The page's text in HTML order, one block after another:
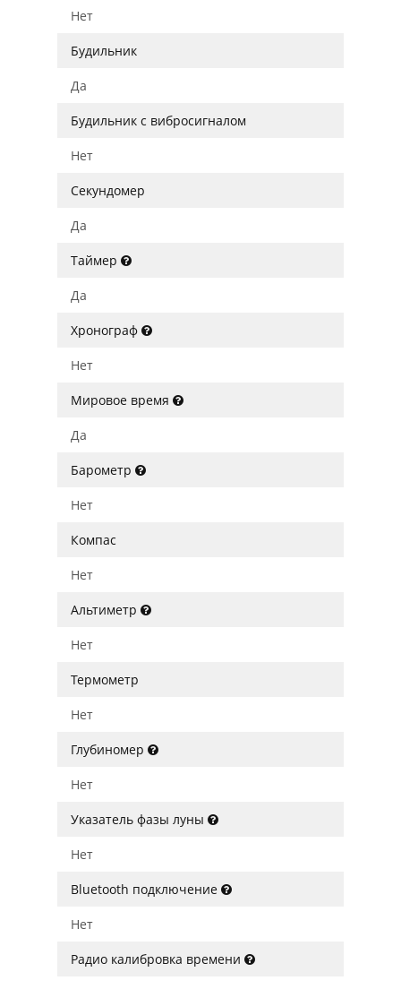
Нет
Будильник
Да
Будильник с вибросигналом
Нет
Секундомер
Да
Таймер
Да
Хронограф
Нет
Мировое время
Да
Барометр
Нет
Компас
Нет
Альтиметр
Нет
Термометр
Нет
Глубиномер
Нет
Указатель фазы луны
Нет
Bluetooth подключение
Нет
Радио калибровка времени